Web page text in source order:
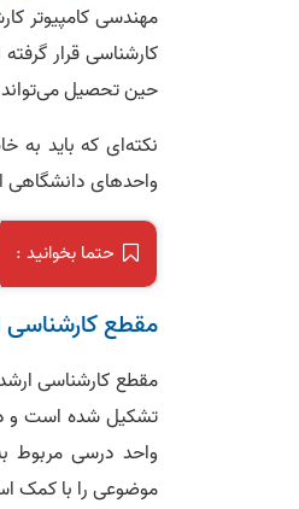
مهندسی کامپیوتر
کارشناسی قرار
حین تحصیل می‌تواند
نکته‌ای که باید
واحد‌های دانشگاهی
حتما بخوانید :
مقطع کارشناسی
مقطع کارشناسی
موضوعی را با کمک